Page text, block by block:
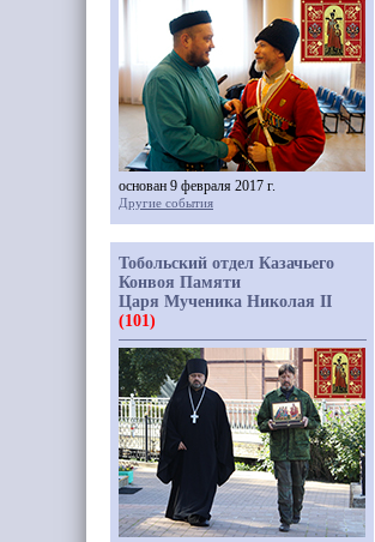
основан 9 февраля 2017 г.
Другие события
Тобольский отдел Казачьего
Конвоя Памяти
Царя Мученика Николая II
(101)